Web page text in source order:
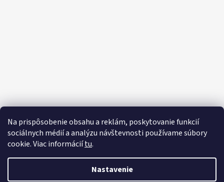
Na prispôsobenie obsahu a reklám, poskytovanie funkcií
sociálnych médií a analýzu návštevnosti používame súbory
cookie. Viac informáciítu.
Nastavenie